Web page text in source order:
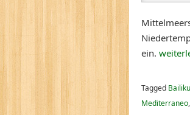
ein.
Tagged
Mediterraneo,